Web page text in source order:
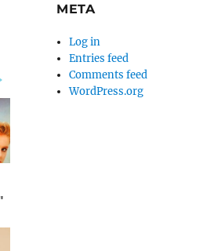
META
Log in
Entries feed
Comments feed
WordPress.org